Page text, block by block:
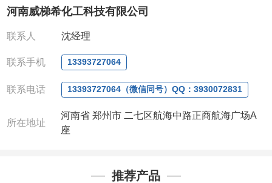
河南威梯希化工科技有限公司
联系人 沈经理
联系手机 13393727064
联系电话 13393727064（微信同号）QQ：3930072831
所在地址
河南省 郑州市 二七区航海中路正商航海广场A
座
推荐产品